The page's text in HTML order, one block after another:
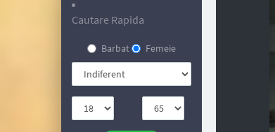
Cautare Rapida
Barbat Femeie